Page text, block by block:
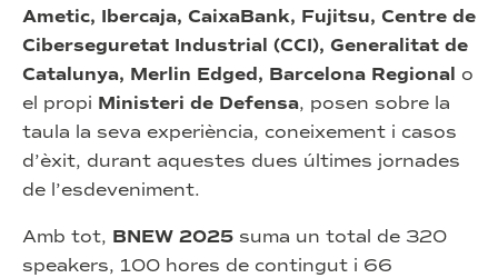
Ametic, Ibercaja, CaixaBank, Fujitsu, Centre de
Ciberseguretat Industrial (CCI), Generalitat de
Catalunya, Merlin Edged, Barcelona Regional o
el propi Ministeri de Defensa, posen sobre la
taula la seva experiència, coneixement i casos
d’èxit, durant aquestes dues últimes jornades
de l’esdeveniment.
Amb tot, BNEW 2025 suma un total de 320
speakers, 100 hores de contingut i 66